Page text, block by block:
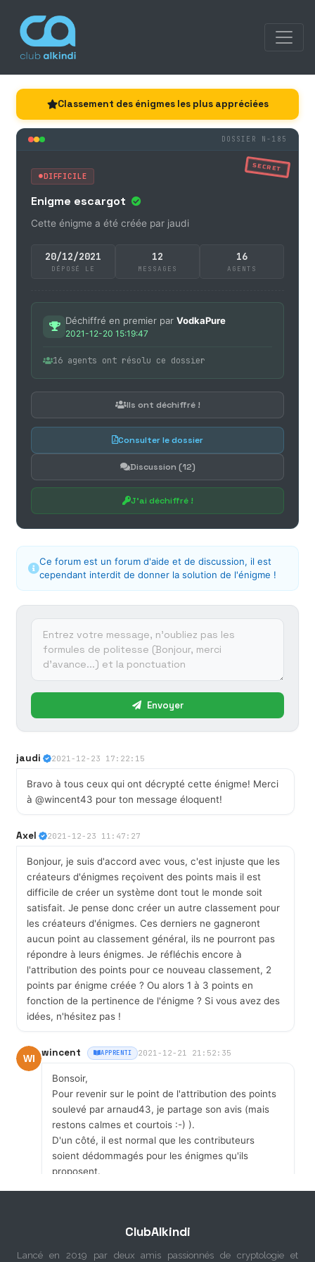
Classement des énigmes les plus appréciées
DOSSIER N-185
SECRET
DIFFICILE
Enigme escargot
Cette énigme a été créée par jaudi
20/12/2021
DÉPOSÉ LE
12
MESSAGES
16
AGENTS
Déchiffré en premier par VodkaPure
2021-12-20 15:19:47
16 agents ont résolu ce dossier
Ils ont déchiffré !
Consulter le dossier
Discussion (12)
J'ai déchiffré !
Ce forum est un forum d'aide et de discussion, il est
cependant interdit de donner la solution de l'énigme !
Envoyer
jaudi 2021-12-23 17:22:15
Bravo à tous ceux qui ont décrypté cette énigme! Merci
à @wincent43 pour ton message éloquent!
Axel 2021-12-23 11:47:27
Bonjour, je suis d'accord avec vous, c'est injuste que les
créateurs d'énigmes reçoivent des points mais il est
difficile de créer un système dont tout le monde soit
satisfait. Je pense donc créer un autre classement pour
les créateurs d'énigmes. Ces derniers ne gagneront
aucun point au classement général, ils ne pourront pas
répondre à leurs énigmes. Je réfléchis encore à
l'attribution des points pour ce nouveau classement, 2
points par énigme créée ? Ou alors 1 à 3 points en
fonction de la pertinence de l'énigme ? Si vous avez des
idées, n'hésitez pas !
wincent APPRENTI 2021-12-21 21:52:35
Bonsoir,
Pour revenir sur le point de l'attribution des points
soulevé par arnaud43, je partage son avis (mais
restons calmes et courtois :-) ).
D'un côté, il est normal que les contributeurs
soient dédommagés pour les énigmes qu'ils
proposent.
résoudre (par définition).ClubAlkindi
Lancé en 2019 par deux amis passionnés de cryptologie et